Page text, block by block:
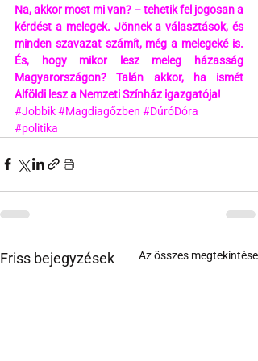
Na, akkor most mi van? – tehetik fel jogosan a
kérdést a melegek. Jönnek a választások, és
minden szavazat számít, még a melegeké is.
És, hogy mikor lesz meleg házasság
Magyarországon? Talán akkor, ha ismét
Alföldi lesz a Nemzeti Színház igazgatója!
#Jobbik#Magdiagőzben #DúróDóra
#politika
Friss bejegyzések Az összes megtekintése